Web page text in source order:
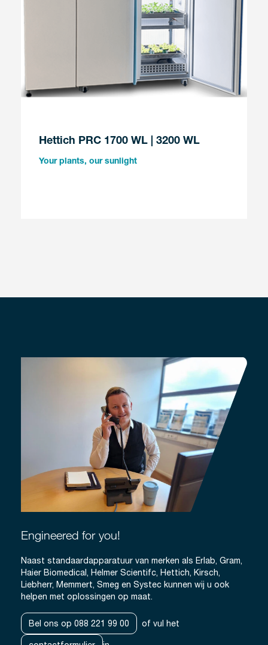
Hettich PRC 1700 WL | 3200 WL
Your plants, our sunlight
Engineered for you!
Naast standaardapparatuur van merken als Erlab, Gram,
Haier Biomedical, Helmer Scientifc, Hettich, Kirsch,
Liebherr, Memmert, Smeg en Systec kunnen wij u ook
helpen met oplossingen op maat.
Bel ons op 088 221 99 00 of vul het